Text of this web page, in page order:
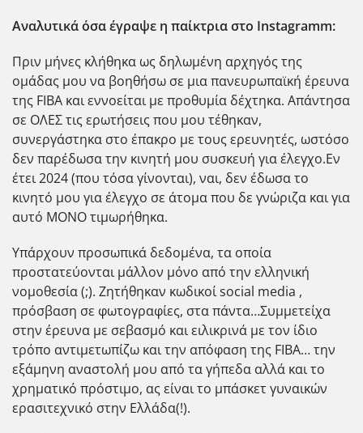
Αναλυτικά όσα έγραψε η παίκτρια στο Instagramm:
Πριν μήνες κλήθηκα ως δηλωμένη αρχηγός της
ομάδας μου να βοηθήσω σε μια πανευρωπαϊκή έρευνα
της FIBA και εννοείται με προθυμία δέχτηκα. Απάντησα
σε ΟΛΕΣ τις ερωτήσεις που μου τέθηκαν,
συνεργάστηκα στο έπακρο με τους ερευνητές, ωστόσο
δεν παρέδωσα την κινητή μου συσκευή για έλεγχο.Εν
έτει 2024 (που τόσα γίνονται), ναι, δεν έδωσα το
κινητό μου για έλεγχο σε άτομα που δε γνώριζα και για
αυτό ΜΟΝΟ τιμωρήθηκα.
Υπάρχουν προσωπικά δεδομένα, τα οποία
προστατεύονται μάλλον μόνο από την ελληνική
νομοθεσία (;). Ζητήθηκαν κωδικοί social media ,
πρόσβαση σε φωτογραφίες, στα πάντα…Συμμετείχα
στην έρευνα με σεβασμό και ειλικρινά με τον ίδιο
τρόπο αντιμετωπίζω και την απόφαση της FIBA… την
εξάμηνη αναστολή μου από τα γήπεδα αλλά και το
χρηματικό πρόστιμο, ας είναι το μπάσκετ γυναικών
ερασιτεχνικό στην Ελλάδα(!).